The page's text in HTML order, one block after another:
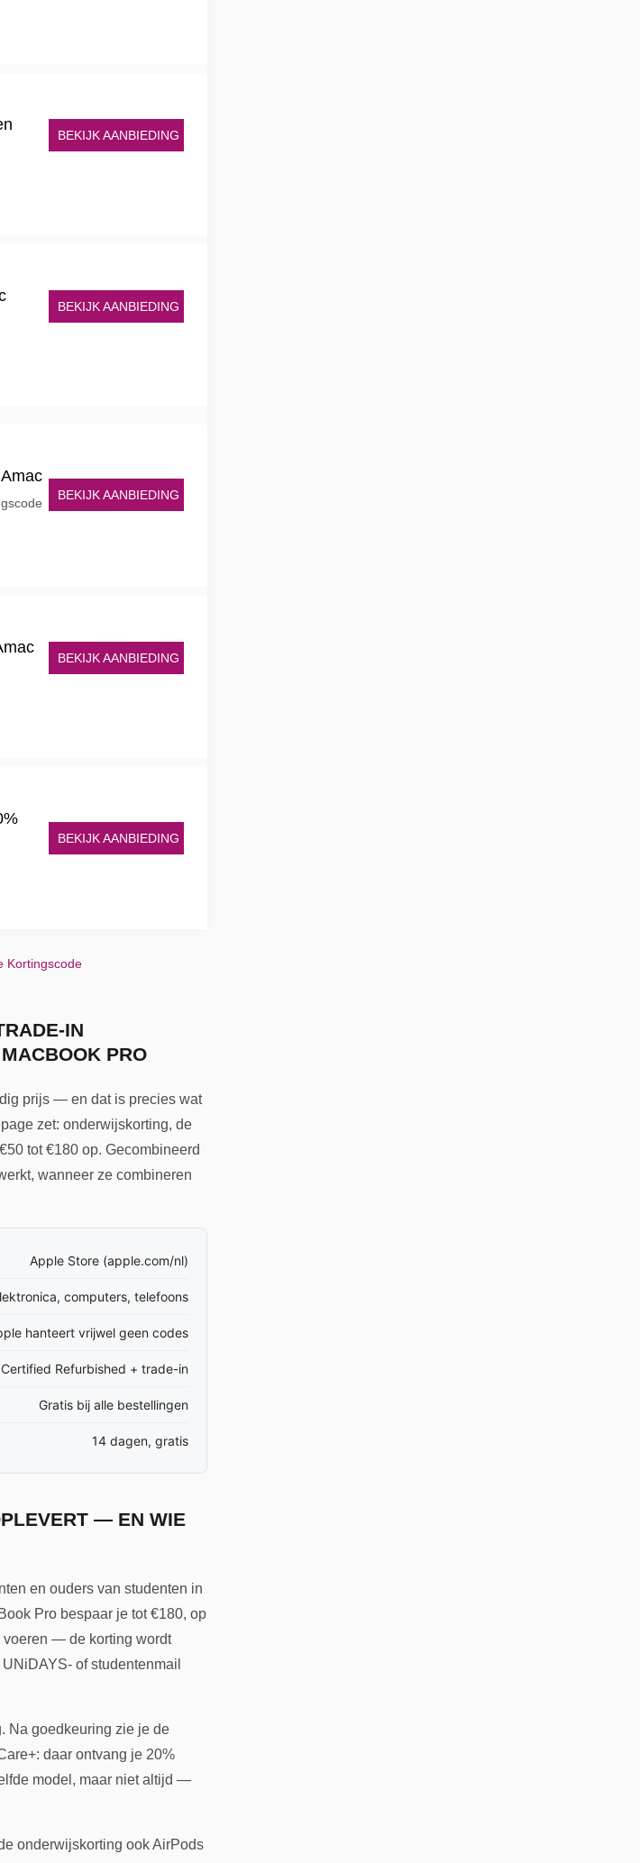
BEKIJK AANBIEDING
BEKIJK AANBIEDING
BEKIJK AANBIEDING
BEKIJK AANBIEDING
BEKIJK AANBIEDING
Kortingscode
IN
PRO
prijs — en dat is precies wat
zet: onderwijskorting, de
tot €180 op. Gecombineerd
wanneer ze combineren
Apple Store (apple.com/nl)
computers, telefoons
hanteert vrijwel geen codes
Refurbished + trade-in
Gratis bij alle bestellingen
14 dagen, gratis
— EN WIE
en ouders van studenten in
Pro bespaar je tot €180, op
voeren — de korting wordt
of studentenmail
Na goedkeuring zie je de
daar ontvang je 20%
model, maar niet altijd —
onderwijskorting ook AirPods